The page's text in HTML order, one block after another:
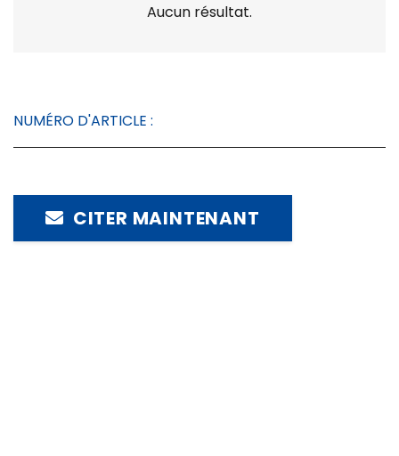
Aucun résultat.
NUMÉRO D'ARTICLE :
CITER MAINTENANT